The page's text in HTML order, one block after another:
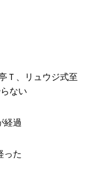
Ｔ、リュウジ式至
ない
経過
った